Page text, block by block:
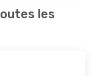
les